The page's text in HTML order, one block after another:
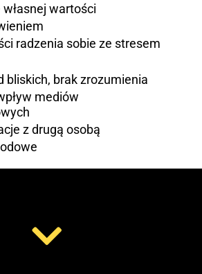
wartości
radzenia sobie ze stresem
bliskich, brak zrozumienia
mediów
z drugą osobą